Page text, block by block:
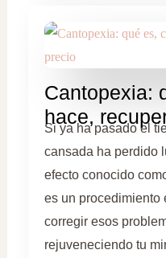
Cantopexia:
hace,
Si ya ha pasado el
cansada ha perdido
efecto conocido
es un procedimiento
corregir esos
rejuveneciendo tu